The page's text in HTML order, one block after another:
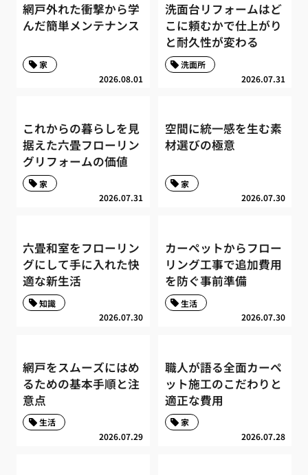
網戸外れた衝撃から学
んだ簡単メンテナンス
2026.08.01
家
洗面台リフォームはど
こに頼むかで仕上がり
と耐久性が変わる
2026.07.31
洗面所
これからの暮らしを見
据えた六畳フローリン
グリフォームの価値
2026.07.31
家
空間に統一感を生む素
材選びの極意
2026.07.30
家
六畳和室をフローリン
グにして手に入れた快
適な新生活
2026.07.30
知識
カーペットからフロー
リング工事で追加費用
を防ぐ事前準備
2026.07.30
生活
網戸をスムーズにはめ
るための基本手順と注
意点
2026.07.29
生活
職人が語る全面カーペ
ット施工のこだわりと
適正な費用
2026.07.28
家